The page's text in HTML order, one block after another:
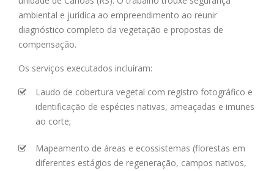
ambiental e jurídica ao empreendimento ao reunir
diagnóstico completo da vegetação e propostas de
compensação.
Os serviços executados incluíram:
Laudo de cobertura vegetal com registro fotográfico e
identificação de espécies nativas, ameaçadas e imunes
ao corte;
Mapeamento de áreas e ecossistemas (florestas em
diferentes estágios de regeneração, campos nativos,